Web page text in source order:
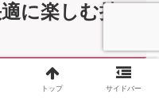
に楽しむ持
トップ サイドバー